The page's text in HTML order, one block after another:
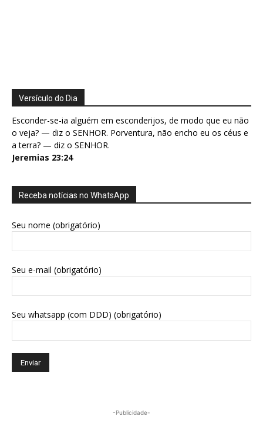
Versículo do Dia
Esconder-se-ia alguém em esconderijos, de modo que eu não
o veja? — diz o SENHOR. Porventura, não encho eu os céus e
a terra? — diz o SENHOR.
Jeremias 23:24
Receba notícias no WhatsApp
Seu nome (obrigatório)
Seu e-mail (obrigatório)
Seu whatsapp (com DDD) (obrigatório)
-Publicidade-